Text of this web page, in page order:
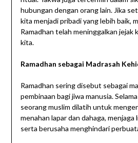
hubungan dengan orang lain. Jika
kita menjadi pribadi yang lebih baik,
Ramadhan telah meninggalkan jejak
kita.
Ramadhan sebagai Madrasah
Ramadhan sering disebut sebagai
pembinaan bagi jiwa manusia.
seorang muslim dilatih untuk
menahan lapar dan dahaga, menjaga
serta berusaha menghindari